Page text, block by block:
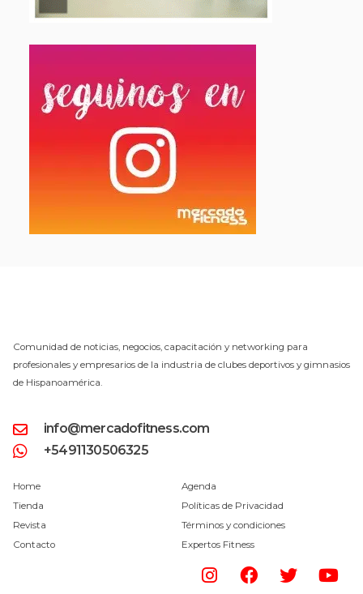
Comunidad de noticias, negocios, capacitación y networking para
profesionales y empresarios de la industria de clubes deportivos y gimnasios
de Hispanoamérica.
info@mercadofitness.com
+5491130506325
Home
Tienda
Revista
Contacto
Agenda
Políticas de Privacidad
Términos y condiciones
Expertos Fitness